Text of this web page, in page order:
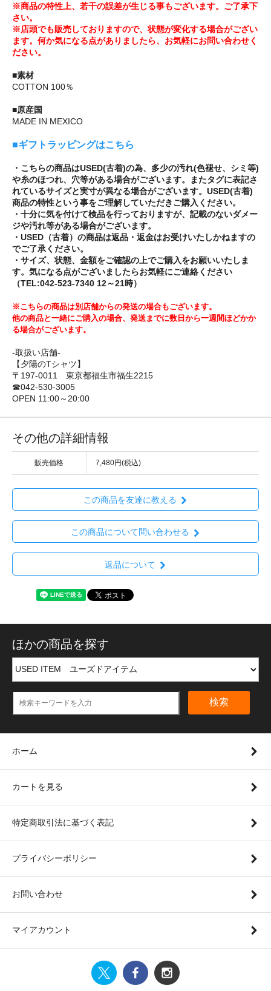
※商品の特性上、若干の誤差が生じる事もございます。ご了承下
さい。
※店頭でも販売しておりますので、状態が変化する場合がござい
ます。何か気になる点がありましたら、お気軽にお問い合わせく
ださい。
■素材
COTTON 100％
■原産国
MADE IN MEXICO
■ギフトラッピングはこちら
・こちらの商品はUSED(古着)の為、多少の汚れ(色褪せ、シミ等)
や糸のほつれ、穴等がある場合がございます。またタグに表記さ
れているサイズと実寸が異なる場合がございます。USED(古着)
商品の特性という事をご理解していただきご購入ください。
・十分に気を付けて検品を行っておりますが、記載のないダメー
ジや汚れ等がある場合がございます。
・USED（古着）の商品は返品・返金はお受けいたしかねますの
でご了承ください。
・サイズ、状態、金額をご確認の上でご購入をお願いいたしま
す。気になる点がございましたらお気軽にご連絡ください
（TEL:042-523-7340 12～21時）
※こちらの商品は別店舗からの発送の場合もございます。
他の商品と一緒にご購入の場合、発送までに数日から一週間ほどかか
る場合がございます。
-取扱い店舗-
【夕陽のTシャツ】
〒197-0011 東京都福生市福生2215
☎042-530-3005
OPEN 11:00～20:00
その他の詳細情報
販売価格 7,480円(税込)
この商品を友達に教える
この商品について問い合わせる
返品について
ほかの商品を探す
検索
ホーム
カートを見る
特定商取引法に基づく表記
プライバシーポリシー
お問い合わせ
マイアカウント